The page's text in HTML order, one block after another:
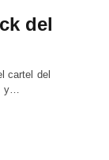
del
cartel del
y…